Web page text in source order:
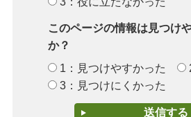
このページの情報は見つけ
か？
1：見つけやすかった
3：見つけにくかった